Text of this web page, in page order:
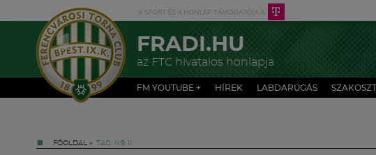
FRADI.HU
az FTC hivatalos honlapja
FM YOUTUBE + HÍREK LABDARÚGÁS
FŐOLDAL » TAG: NB II